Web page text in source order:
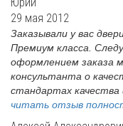
29 мая 2012
Заказывали у вас
Премиум класса.
оформлением заказа
консультанта о
стандартах качества
читать отзыв